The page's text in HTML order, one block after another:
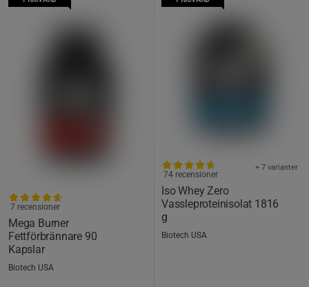
Mega Burner
Fettförbrännare 90
Kapslar
7 recensioner
Biotech USA
Iso Whey Zero
Vassleproteinisolat 1816
g
+ 7 varianter
74 recensioner
Biotech USA